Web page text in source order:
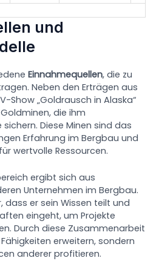
und
Einnahmequellen, die zu
Neben den Erträgen aus
Show „Goldrausch in Alaska“
die ihm
Diese Minen sind das
Erfahrung im Bergbau und
wertvolle Ressourcen.
ergibt sich aus
Unternehmen im Bergbau.
er sein Wissen teilt und
eingeht, um Projekte
Durch diese Zusammenarbeit
erweitern, sondern
anderer profitieren.